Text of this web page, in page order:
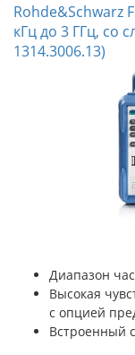
Rohde&Schwarz
кГц до 3 ГГц, со
1314.3006.13)
Диапазон
Высокая
с опцией
Встроенный